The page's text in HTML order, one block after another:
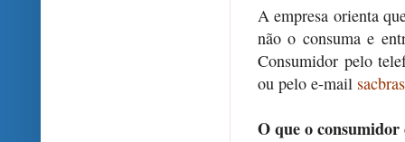
A empresa orienta
não o consuma e
Consumidor pelo
ou pelo e-mail
O que o consumidor